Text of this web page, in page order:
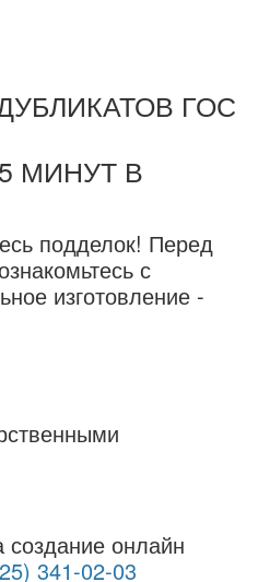
ГОС
МИНУТ В
подделок! Перед
с
изготовление -
онлайн
341-02-03